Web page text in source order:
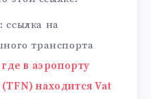
ссылка на
транспорта
где в аэропорту
находится Vat